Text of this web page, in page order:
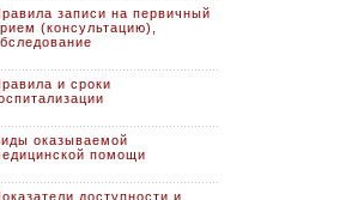
записи на первичный
(консультацию),
и сроки
оказываемой
помощи
доступности и